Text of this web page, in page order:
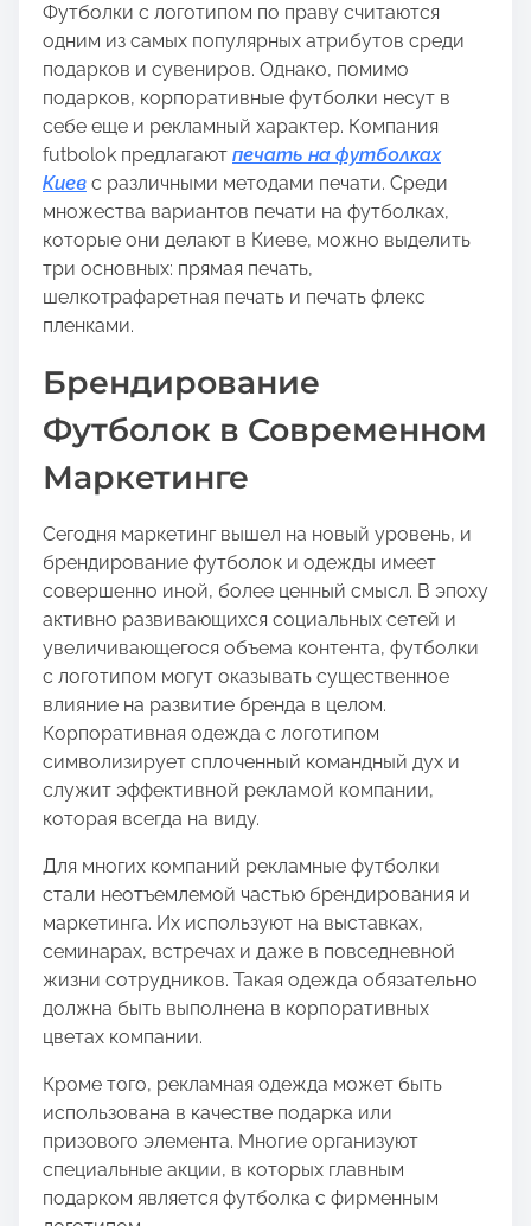
i
s
p
o
s
t
o
n
:
Футболки с логотипом по праву считаются
одним из самых популярных атрибутов среди
подарков и сувениров. Однако, помимо
подарков, корпоративные футболки несут в
себе еще и рекламный характер. Компания
futbolok предлагают печать на футболках
Киев с различными методами печати. Среди
множества вариантов печати на футболках,
которые они делают в Киеве, можно выделить
три основных: прямая печать,
шелкотрафаретная печать и печать флекс
пленками.
Брендирование
Футболок в Современном
Маркетинге
Сегодня маркетинг вышел на новый уровень, и
брендирование футболок и одежды имеет
совершенно иной, более ценный смысл. В эпоху
активно развивающихся социальных сетей и
увеличивающегося объема контента, футболки
с логотипом могут оказывать существенное
влияние на развитие бренда в целом.
Корпоративная одежда с логотипом
символизирует сплоченный командный дух и
служит эффективной рекламой компании,
которая всегда на виду.
Для многих компаний рекламные футболки
стали неотъемлемой частью брендирования и
маркетинга. Их используют на выставках,
семинарах, встречах и даже в повседневной
жизни сотрудников. Такая одежда обязательно
должна быть выполнена в корпоративных
цветах компании.
Кроме того, рекламная одежда может быть
использована в качестве подарка или
призового элемента. Многие организуют
специальные акции, в которых главным
подарком является футболка с фирменным